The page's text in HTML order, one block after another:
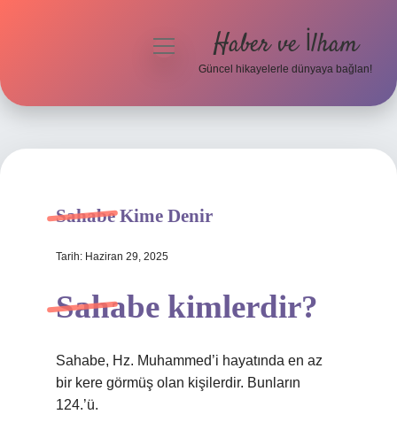
Hakkımızda
menüyü
Haber ve İlham
Güncel hikayelerle dünyaya bağlan!
Sahabe Kime Denir
Tarih: Haziran 29, 2025
Sahabe kimlerdir?
Sahabe, Hz. Muhammed’i hayatında en az
bir kere görmüş olan kişilerdir. Bunların
124.’ü.